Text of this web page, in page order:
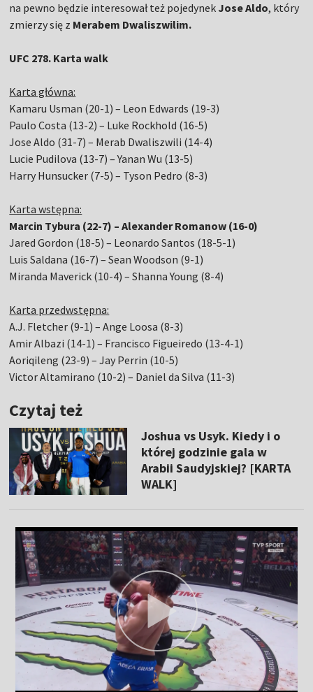
na pewno będzie interesował też pojedynek Jose Aldo, który
zmierzy się z Merabem Dwaliszwilim.
UFC 278. Karta walk
Karta główna:
Kamaru Usman (20-1) – Leon Edwards (19-3)
Paulo Costa (13-2) – Luke Rockhold (16-5)
Jose Aldo (31-7) – Merab Dwaliszwili (14-4)
Lucie Pudilova (13-7) – Yanan Wu (13-5)
Harry Hunsucker (7-5) – Tyson Pedro (8-3)
Karta wstępna:
Marcin Tybura (22-7) – Alexander Romanow (16-0)
Jared Gordon (18-5) – Leonardo Santos (18-5-1)
Luis Saldana (16-7) – Sean Woodson (9-1)
Miranda Maverick (10-4) – Shanna Young (8-4)
Karta przedwstępna:
A.J. Fletcher (9-1) – Ange Loosa (8-3)
Amir Albazi (14-1) – Francisco Figueiredo (13-4-1)
Aoriqileng (23-9) – Jay Perrin (10-5)
Victor Altamirano (10-2) – Daniel da Silva (11-3)
Czytaj też
Joshua vs Usyk. Kiedy i o
której godzinie gala w
Arabii Saudyjskiej? [KARTA
WALK]